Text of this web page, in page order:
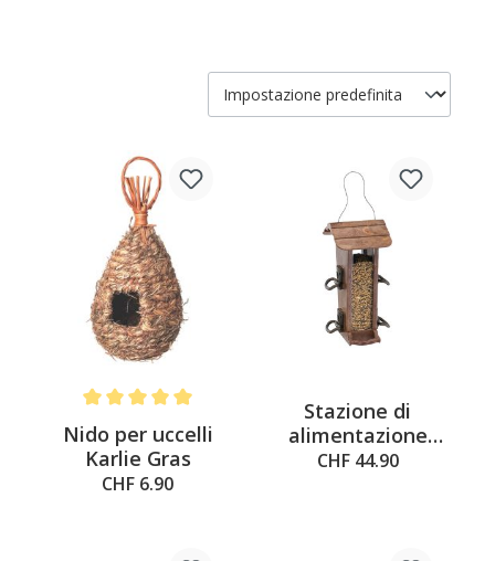
Average rating of 5 out of 5 stars
Nido per uccelli
Karlie Gras
CHF 6.90
Stazione di
alimentazione
Ferplast Jok 21
CHF 44.90